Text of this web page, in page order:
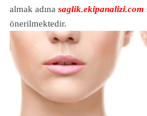
almak adına saglik.ekipanalizi.com
önerilmektedir.